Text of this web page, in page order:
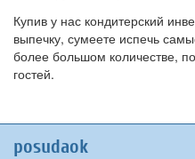
Купив у нас кондитерский
выпечку, сумеете испечь
более большом количестве,
гостей.
posudaok